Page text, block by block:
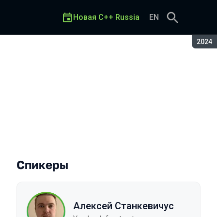
2024
Новая C++ Russia EN
Спикеры
Алексей Станкевичус